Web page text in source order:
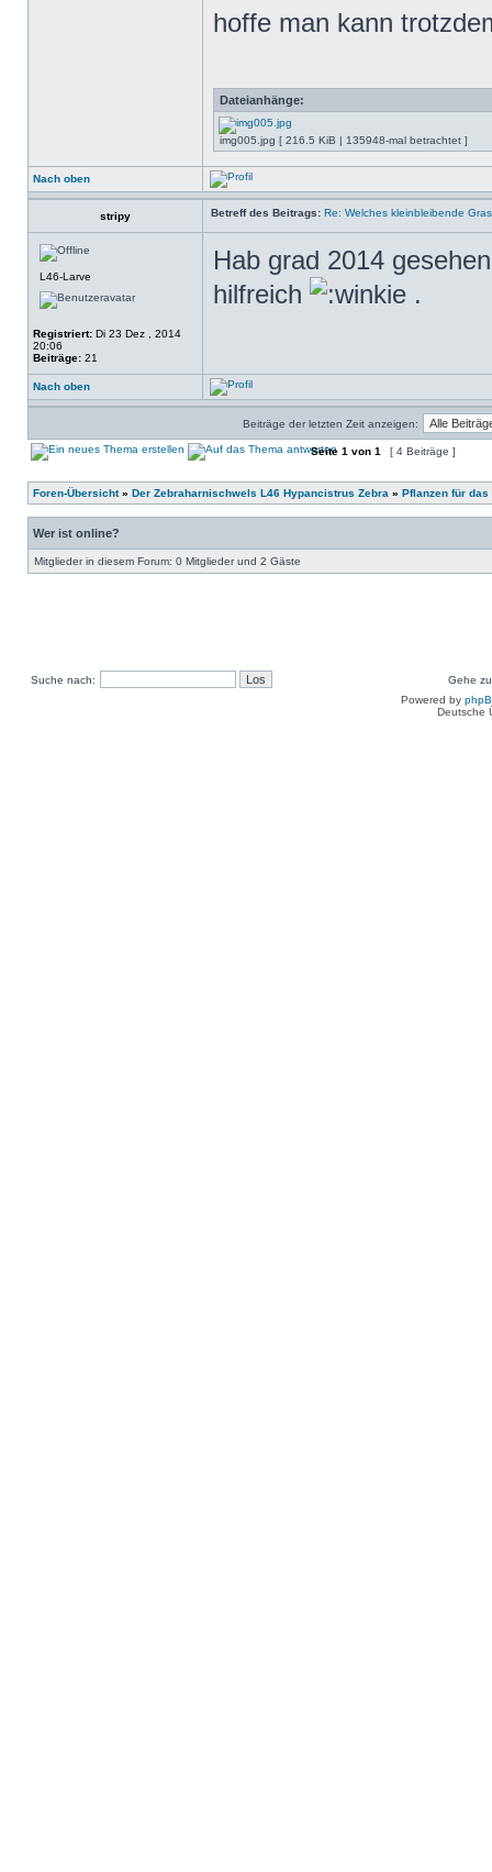
hoffe man kann
Dateianhänge:
img005.jpg [ 216.5 KiB | 135948-mal betrachtet ]
Nach oben
stripy Betreff des Beitrags: Re: Welches kleinbleibende
L46-Larve
Registriert: Di 23 Dez , 2014
20:06
Beiträge: 21
Hab grad 2014
hilfreich
.
Nach oben
Beiträge der letzten Zeit anzeigen:
Seite 1 von 1 [ 4 Beiträge ]
Foren-Übersicht» Der Zebraharnischwels L46 Hypancistrus Zebra » Pflanzen für
Wer ist online?
Mitglieder in diesem Forum: 0 Mitglieder und 2 Gäste
Suche nach:
Gehe
Powered by
Deutsche